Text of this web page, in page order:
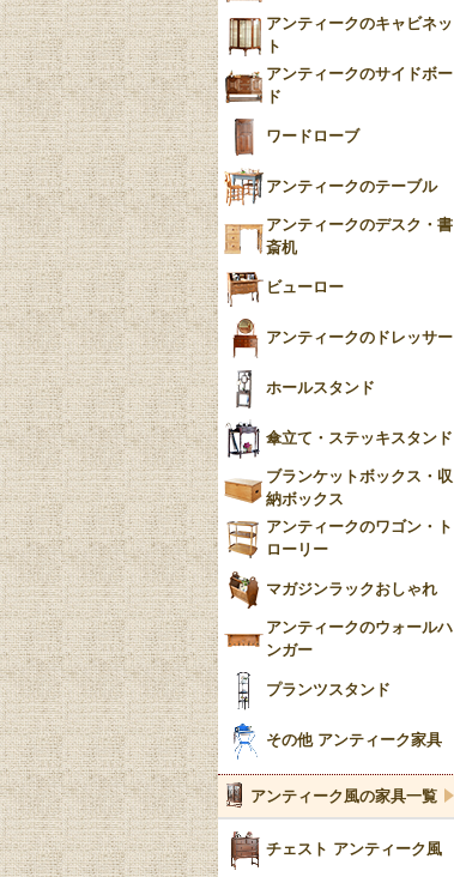
YUAN
チンツ
クリノリン
アンティークのキャビネッ
ト
アンティークのサイドボー
ド
ワードローブ
アンティークのテーブル
アンティークのデスク・書
斎机
ビューロー
アンティークのドレッサー
ホールスタンド
傘立て・ステッキスタンド
ブランケットボックス・収
納ボックス
アンティークのワゴン・ト
ローリー
マガジンラックおしゃれ
アンティークのウォールハ
ンガー
プランツスタンド
その他 アンティーク家具
アンティーク風の家具一覧
チェスト アンティーク風